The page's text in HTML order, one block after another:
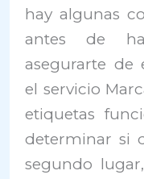
hay algunas
antes de
asegurarte de
el servicio
etiquetas
determinar si
segundo